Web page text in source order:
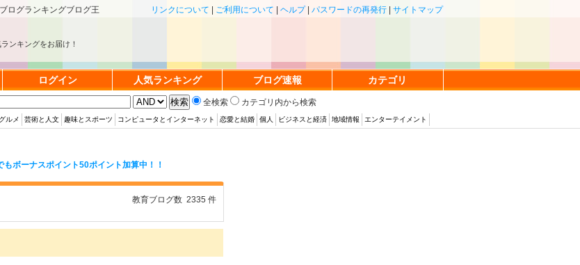
ログランキングブログ王 リンクについて ご利用について ヘルプ| パスワードの再発行 サイトマップ
ンキングをお届け！
ログイン 人気ランキング ブログ速報 カテゴリ
全検索 カテゴリ内から検索
ルメ 芸術と人文 趣味とスポーツ コンピュータとインターネット 恋愛と結婚 個人 ビジネスと経済 地域情報 エンターテイメント
もボーナスポイント50ポイント加算中！！
教育ブログ数 2335 件